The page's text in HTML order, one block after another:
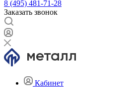
8 (495) 481-71-28
Заказать звонок
Кабинет